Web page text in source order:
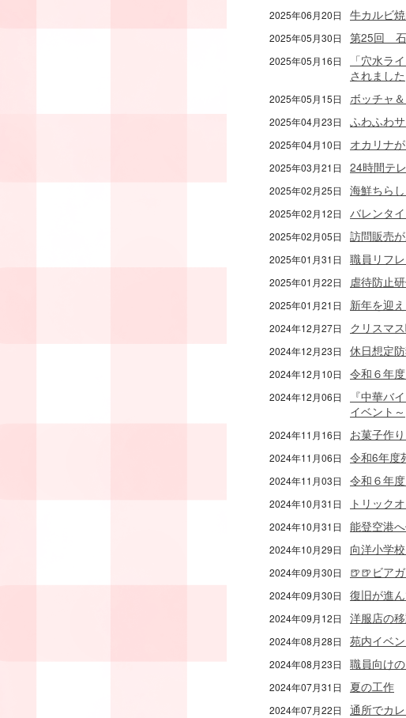
2025年06月20日 牛カルビ
2025年05月30日 第25回 石
2025年05月16日
「穴水ラ
されました
2025年05月15日 ボッチャ
2025年04月23日 ふわふわ
2025年04月10日 オカリナ
2025年03月21日 24時間テ
2025年02月25日 海鮮ちらし
2025年02月12日 バレンタ
2025年02月05日 訪問販売が
2025年01月31日 職員リフ
2025年01月22日 虐待防止
2025年01月21日 新年を迎え
2024年12月27日 クリスマ
2024年12月23日 休日想定
2024年12月10日 令和６年
2024年12月06日
『中華バ
イベント～
2024年11月16日 お菓子作
2024年11月06日 令和6年度
2024年11月03日 令和６年
2024年10月31日 トリック
2024年10月31日 能登空港
2024年10月29日 向洋小学
2024年09月30日 🍺🍺ビア
2024年09月30日 復旧が進
2024年09月12日 洋服店の
2024年08月28日 苑内イベ
2024年08月23日 職員向け
2024年07月31日 夏の工作
2024年07月22日 通所でカ